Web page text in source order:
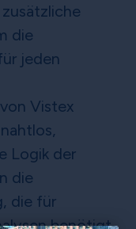
die
jeden
Vistex
Logik der
die
die für
benötigt